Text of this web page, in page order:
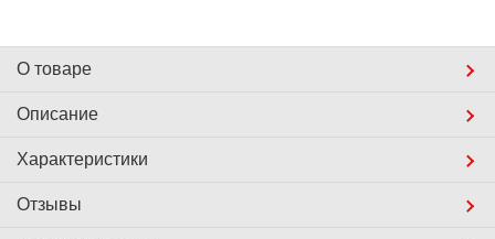
О товаре
Описание
Характеристики
Отзывы